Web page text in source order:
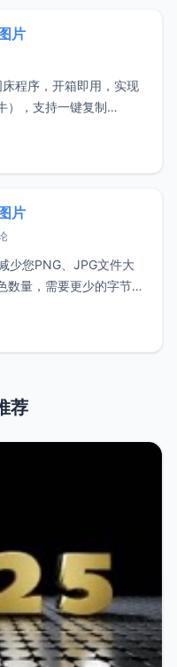
片
程序，开箱即用，实现
），支持一键复制
片》介绍过，TinyPNG可
节省流量。注册TinyPN
片
少您PNG、JPG文件大
数量，需要更少的字节来
览体验的情况下帮助您
网站加载速度。TinyPNG
荐